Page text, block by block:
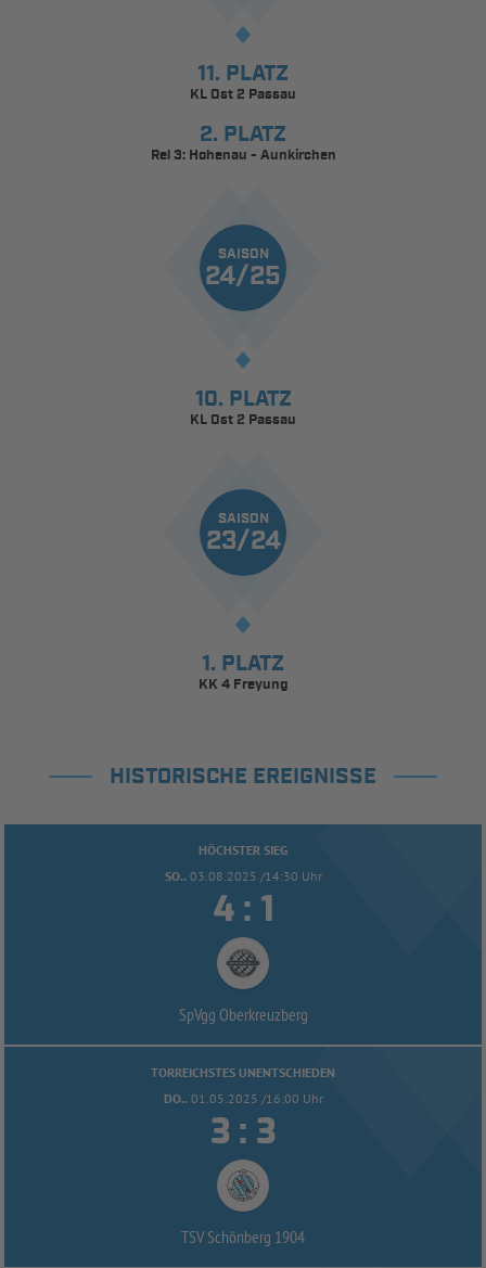
11. PLATZ
KL Ost 2 Passau
2. PLATZ
Rel 3: Hohenau - Aunkirchen
SAISON
24/25
10. PLATZ
KL Ost 2 Passau
SAISON
23/24
1. PLATZ
KK 4 Freyung
HISTORISCHE EREIGNISSE
HÖCHSTER SIEG
SO.. 03.08.2025 /14:30 Uhr
 : 
SpVgg Oberkreuzberg
TORREICHSTES UNENTSCHIEDEN
DO.. 01.05.2025 /16:00 Uhr
 : 
TSV Schönberg 1904